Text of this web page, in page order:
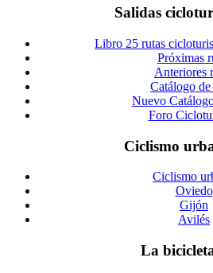
Salidas
Libro 25 rutas
Próximas
Anteriores
Catálogo de
Nuevo
Foro
Ciclismo
Ciclismo
Oviedo
Gijón
Avilés
La